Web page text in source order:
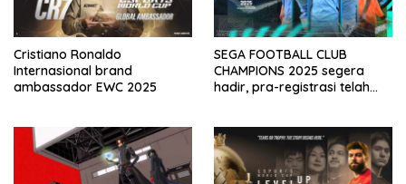
Cristiano Ronaldo
Internasional brand
ambassador EWC 2025
SEGA FOOTBALL CLUB
CHAMPIONS 2025 segera
hadir, pra-registrasi telah